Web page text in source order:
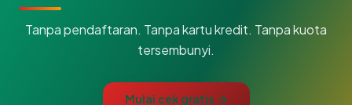
Tanpa pendaftaran. Tanpa kartu kredit. Tanpa kuota
tersembunyi.
Mulai cek gratis →